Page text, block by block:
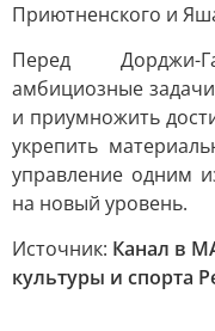
Приютненского и
Перед Дорджи-
амбициозные
и приумножить
укрепить
управление одним
на новый уровень.
Источник: Канал в
культуры и спорта